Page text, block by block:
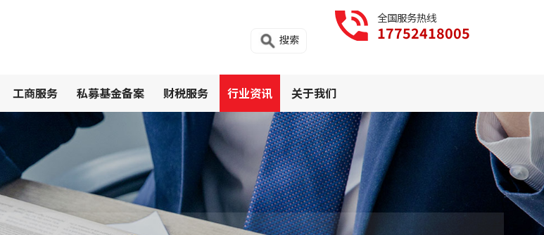
全国服务热线
17752418005
搜索
工商服务 私募基金备案 财税服务 行业资讯 关于我们